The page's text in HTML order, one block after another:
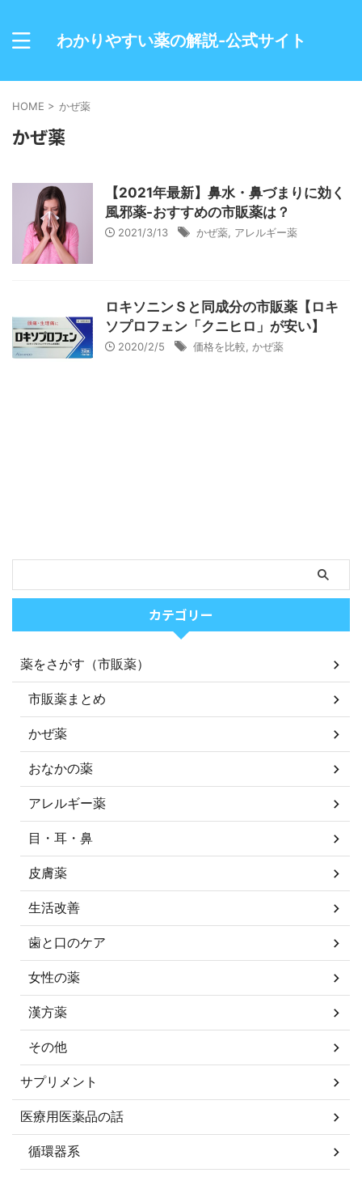
わかりやすい薬の解説-公式サイト
HOME > かぜ薬
かぜ薬
【2021年最新】鼻水・鼻づまりに効く
風邪薬-おすすめの市販薬は？
2021/3/13 かぜ薬 アレルギー薬
ロキソニンＳと同成分の市販薬【ロキ
ソプロフェン「クニヒロ」が安い】
2020/2/5 価格を比較 かぜ薬
カテゴリー
薬をさがす（市販薬）
市販薬まとめ
かぜ薬
おなかの薬
アレルギー薬
目・耳・鼻
皮膚薬
生活改善
歯と口のケア
女性の薬
漢方薬
その他
サプリメント
医療用医薬品の話
循環器系